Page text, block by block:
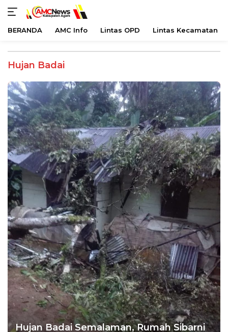
konten
BERANDA AMC Info Lintas OPD Lintas Kecamatan
Hujan Badai
Hujan Badai Semalaman, Rumah Sibarni